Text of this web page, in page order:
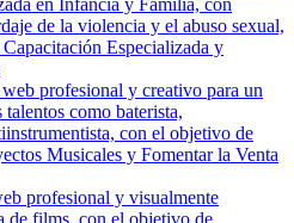
de la violencia y el abuso sexual,
Especializada y
profesional y creativo para un
como baterista,
con el objetivo de
Musicales y Fomentar la Venta
profesional y visualmente
de films, con el objetivo de